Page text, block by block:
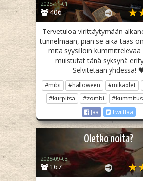
406
2025-11-01
Tervetuloa virittäytymään
tunnelmaan, pian se aika taas
mitä syysilloin kummittelevaa
muistutat tänä syksynä
Selvitetään yhdessä!
#mibi #halloween #mikäolet
#kurpitsa
#zombi #kummitus
Jaa
Twiittaa
Oletko noita?
167
2025-09-03